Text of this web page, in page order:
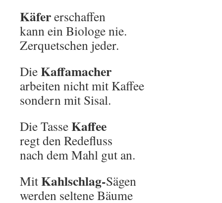
Käfererschaffen
kann ein Biologe nie.
Zerquetschen jeder.
DieKaffamacher
arbeiten nicht mit Kaffee
sondern mit Sisal.
Die TasseKaffee
regt den Redefluss
nach dem Mahl gut an.
MitKahlschlag-Sägen
werden seltene Bäume